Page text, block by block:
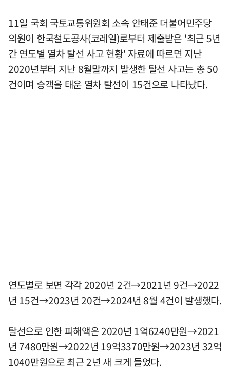
11일 국회 국토교통위원회 소속 안태준 더불어민주당
의원이 한국철도공사(코레일)로부터 제출받은 '최근 5년
간 연도별 열차 탈선 사고 현황' 자료에 따르면 지난
2020년부터 지난 8월말까지 발생한 탈선 사고는 총 50
건이며 승객을 태운 열차 탈선이 15건으로 나타났다.
연도별로 보면 각각 2020년 2건→2021년 9건→2022
년 15건→2023년 20건→2024년 8월 4건이 발생했다.
탈선으로 인한 피해액은 2020년 1억6240만원→2021
년 7480만원→2022년 19억3370만원→2023년 32억
1040만원으로 최근 2년 새 크게 들었다.